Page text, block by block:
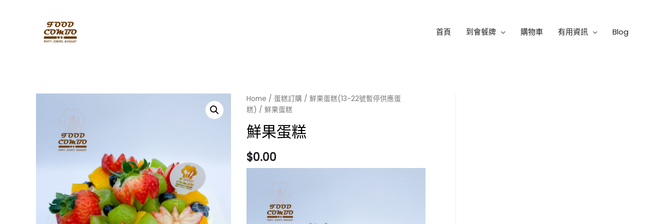
首頁 到會餐牌 購物車 有用資訊 Blog
Home / 蛋糕訂購/ 鮮果蛋糕(13-22號暫停供應蛋
糕) / 鮮果蛋糕
鮮果蛋糕
$0.00